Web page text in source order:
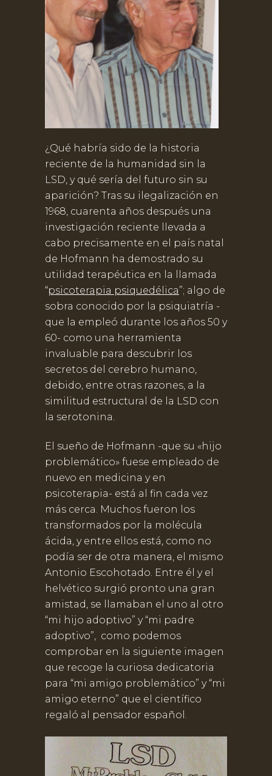
¿Qué habría sido de la historia
reciente de la humanidad sin la
LSD, y qué sería del futuro sin su
aparición? Tras su ilegalización en
1968, cuarenta años después una
investigación reciente llevada a
cabo precisamente en el país natal
de Hofmann ha demostrado su
utilidad terapéutica en la llamada
“psicoterapia psiquedélica”; algo de
sobra conocido por la psiquiatría -
que la empleó durante los años 50 y
60- como una herramienta
invaluable para descubrir los
secretos del cerebro humano,
debido, entre otras razones, a la
similitud estructural de la LSD con
la serotonina.
El sueño de Hofmann -que su «hijo
problemático» fuese empleado de
nuevo en medicina y en
psicoterapia- está al fin cada vez
más cerca. Muchos fueron los
transformados por la molécula
ácida, y entre ellos está, como no
podía ser de otra manera, el mismo
Antonio Escohotado. Entre él y el
helvético surgió pronto una gran
amistad, se llamaban el uno al otro
“mi hijo adoptivo” y “mi padre
adoptivo”, como podemos
comprobar en la siguiente imagen
que recoge la curiosa dedicatoria
para “mi amigo problemático” y “mi
amigo eterno” que el científico
regaló al pensador español.